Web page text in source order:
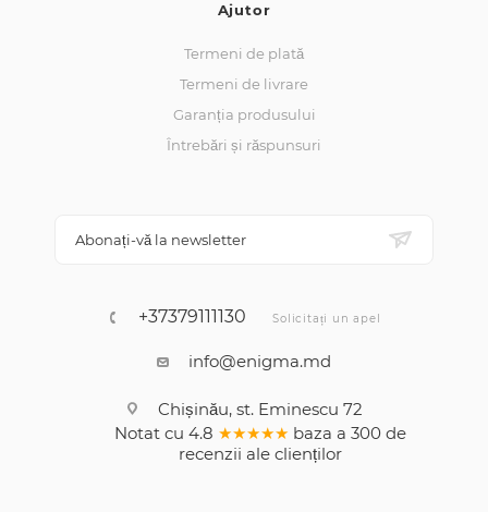
Ajutor
Termeni de plată
Termeni de livrare
Garanția produsului
Întrebări și răspunsuri
Abonați-vă la newsletter
+37379111130 Solicitați un apel
info@enigma.md
Chișinău, st. Eminescu 72
Notat cu 4.8 ★★★★★ baza a 300 de
recenzii ale clienților